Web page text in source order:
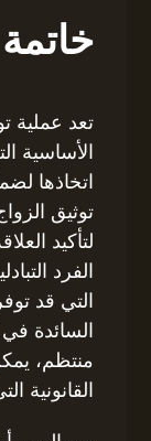
تعد عملية
الأساسية
اتخاذها
توثيق
لتأكيد
الفرد
التي قد
السائدة
منتظم،
القانونية